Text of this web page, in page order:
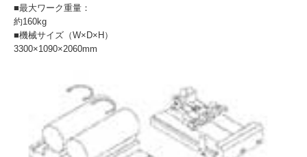
■最大ワーク重量：
約160kg
■機械サイズ（W×D×H）
3300×1090×2060mm